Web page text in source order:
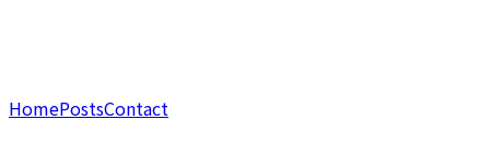
HomePostsContact